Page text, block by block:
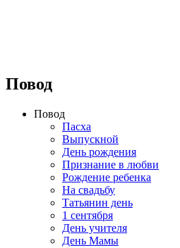
Повод
Повод
Пасха
Выпускной
День рождения
Признание в любви
Рождение ребенка
На свадьбу
Татьянин день
1 сентября
День учителя
День Мамы